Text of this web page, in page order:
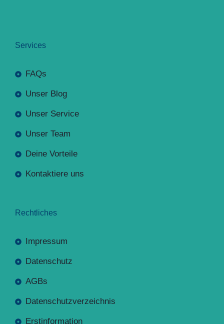
Services
FAQs
Unser Blog
Unser Service
Unser Team
Deine Vorteile
Kontaktiere uns
Rechtliches
Impressum
Datenschutz
AGBs
Datenschutzverzeichnis
Erstinformation